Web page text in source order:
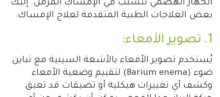
الجهاز الهضمي تتسبب في الإمساك المزمن. إليك
بعض العلاجات الطبية المتقدمة لعلاج الإمساك:
1. تصوير الأمعاء:
يُستخدم تصوير الأمعاء بالأشعة السينية مع تباين
ضوء (Barium enema) لتقييم وضعية الأمعاء
وكشف أي تغييرات هيكلية أو تضيقات قد تعيق